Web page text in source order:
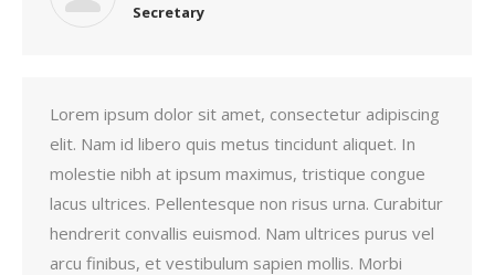
Secretary
Lorem ipsum dolor sit amet, consectetur adipiscing
elit. Nam id libero quis metus tincidunt aliquet. In
molestie nibh at ipsum maximus, tristique congue
lacus ultrices. Pellentesque non risus urna. Curabitur
hendrerit convallis euismod. Nam ultrices purus vel
arcu finibus, et vestibulum sapien mollis. Morbi